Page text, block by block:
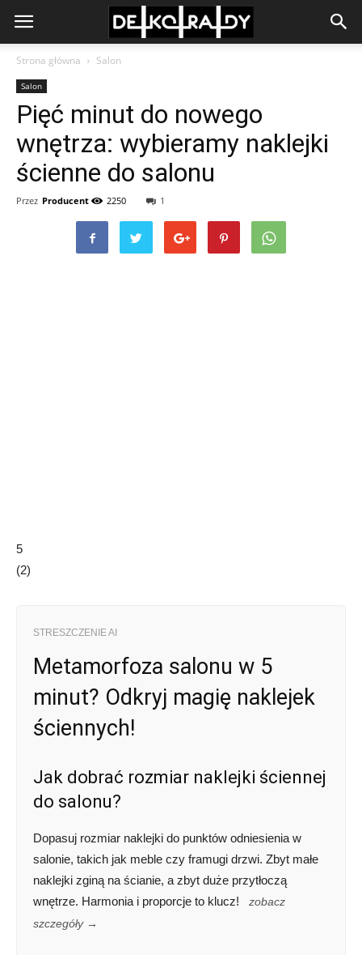
Strona główna Salon
Salon
Pięć minut do nowego
wnętrza: wybieramy naklejki
ścienne do salonu
Przez Producent 2250 1
5
(2)
STRESZCZENIE AI
Metamorfoza salonu w 5
minut? Odkryj magię naklejek
ściennych!
Jak dobrać rozmiar naklejki ściennej
do salonu?
Dopasuj rozmiar naklejki do punktów odniesienia w
salonie, takich jak meble czy framugi drzwi. Zbyt małe
naklejki zginą na ścianie, a zbyt duże przytłoczą
wnętrze. Harmonia i proporcje to klucz!
zobacz
szczegóły →